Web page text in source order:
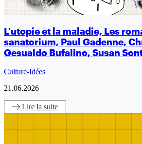
L'utopie et la maladie, Les
sanatorium, Paul Gadenne,
Gesualdo Bufalino, Susan
Culture-Idées
21.06.2026
Lire la suite